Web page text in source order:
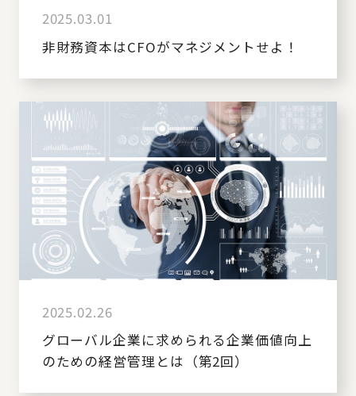
2025.03.01
非財務資本はCFOがマネジメントせよ！
2025.02.26
グローバル企業に求められる企業価値向上
のための経営管理とは（第2回）